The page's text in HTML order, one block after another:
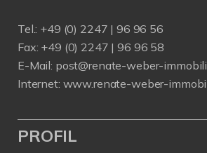
Tel.: +49 (0) 2247 | 96 96 56
Fax: +49 (0) 2247 | 96 96 58
E-Mail: post@renate-weber-
Internet: www.renate-weber-
PROFIL